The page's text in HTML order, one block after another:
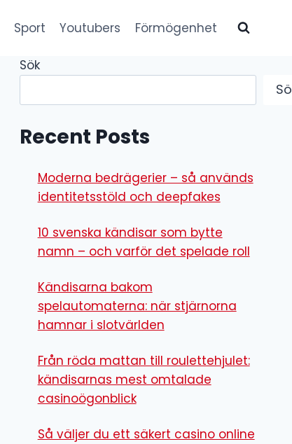
Sport Youtubers Förmögenhet
Sök
Recent Posts
Moderna bedrägerier – så används
identitetsstöld och deepfakes
10 svenska kändisar som bytte
namn – och varför det spelade roll
Kändisarna bakom
spelautomaterna: när stjärnorna
hamnar i slotvärlden
Från röda mattan till roulettehjulet:
kändisarnas mest omtalade
casinoögonblick
Så väljer du ett säkert casino online